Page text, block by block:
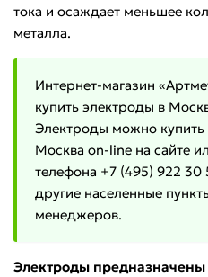
тока и осаждает меньшее
металла.
Интернет-магазин
купить электроды в
Электроды можно купить
Москва on-line на сайте
телефона +7 (495) 922 30
другие населенные
менеджеров.
Электроды предназначены